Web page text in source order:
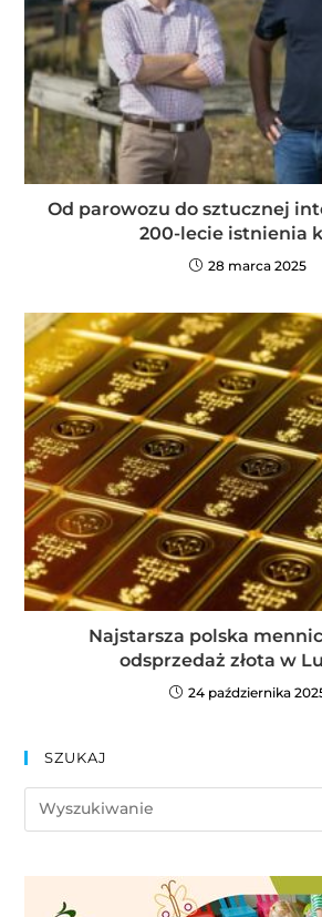
Od parowozu do sztucznej
200-lecie istnienia
28 marca 2025
Najstarsza polska
odsprzedaż złota w
24 października
SZUKAJ